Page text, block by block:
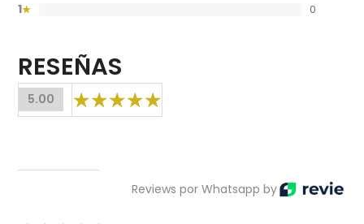
1★ 0
RESEÑAS
5.00
Reviews por Whatsapp by